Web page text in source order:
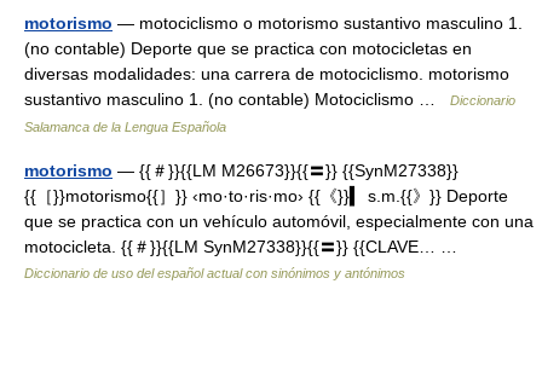
motorismo — motociclismo o motorismo sustantivo masculino 1.
(no contable) Deporte que se practica con motocicletas en
diversas modalidades: una carrera de motociclismo. motorismo
sustantivo masculino 1. (no contable) Motociclismo …
Diccionario
Salamanca de la Lengua Española
motorismo — {{＃}}{{LM M26673}}{{〓}} {{SynM27338}}
{{［}}motorismo{{］}} ‹mo·to·ris·mo› {{《}}▍ s.m.{{》}} Deporte
que se practica con un vehículo automóvil, especialmente con una
motocicleta. {{＃}}{{LM SynM27338}}{{〓}} {{CLAVE… …
Diccionario de uso del español actual con sinónimos y antónimos